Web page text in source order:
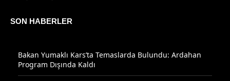
SON HABERLER
Bakan Yumaklı Kars’ta Temaslarda Bulundu: Ardahan
Program Dışında Kaldı